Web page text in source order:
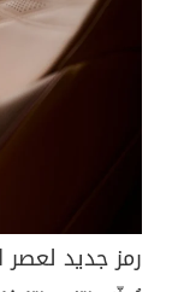
رمز جديد لعصر